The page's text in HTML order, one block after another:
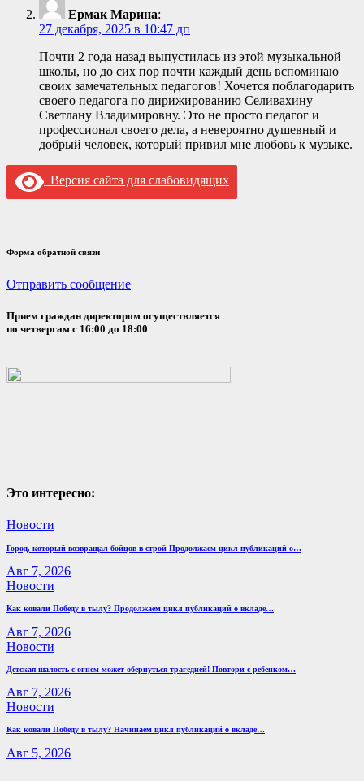
Ермак Марина:
27 декабря, 2025 в 10:47 дп
Почти 2 года назад выпустилась из этой музыкальной
школы, но до сих пор почти каждый день вспоминаю
своих замечательных педагогов! Хочется поблагодарить
своего педагога по дирижированию Селивахину
Светлану Владимировну. Это не просто педагог и
профессионал своего дела, а невероятно душевный и
добрый человек, который привил мне любовь к музыке.
Версия сайта для слабовидящих
Форма обратной связи
Отправить сообщение
Прием граждан директором осуществляется
по четвергам с 16:00 до 18:00
Это интересно:
Новости
Город, который возвращал бойцов в строй Продолжаем цикл публикаций о…
Авг 7, 2026
Новости
Как ковали Победу в тылу? Продолжаем цикл публикаций о вкладе…
Авг 7, 2026
Новости
Детская шалость с огнем может обернуться трагедией! Повтори с ребенком…
Авг 7, 2026
Новости
Как ковали Победу в тылу? Начинаем цикл публикаций о вкладе…
Авг 5, 2026